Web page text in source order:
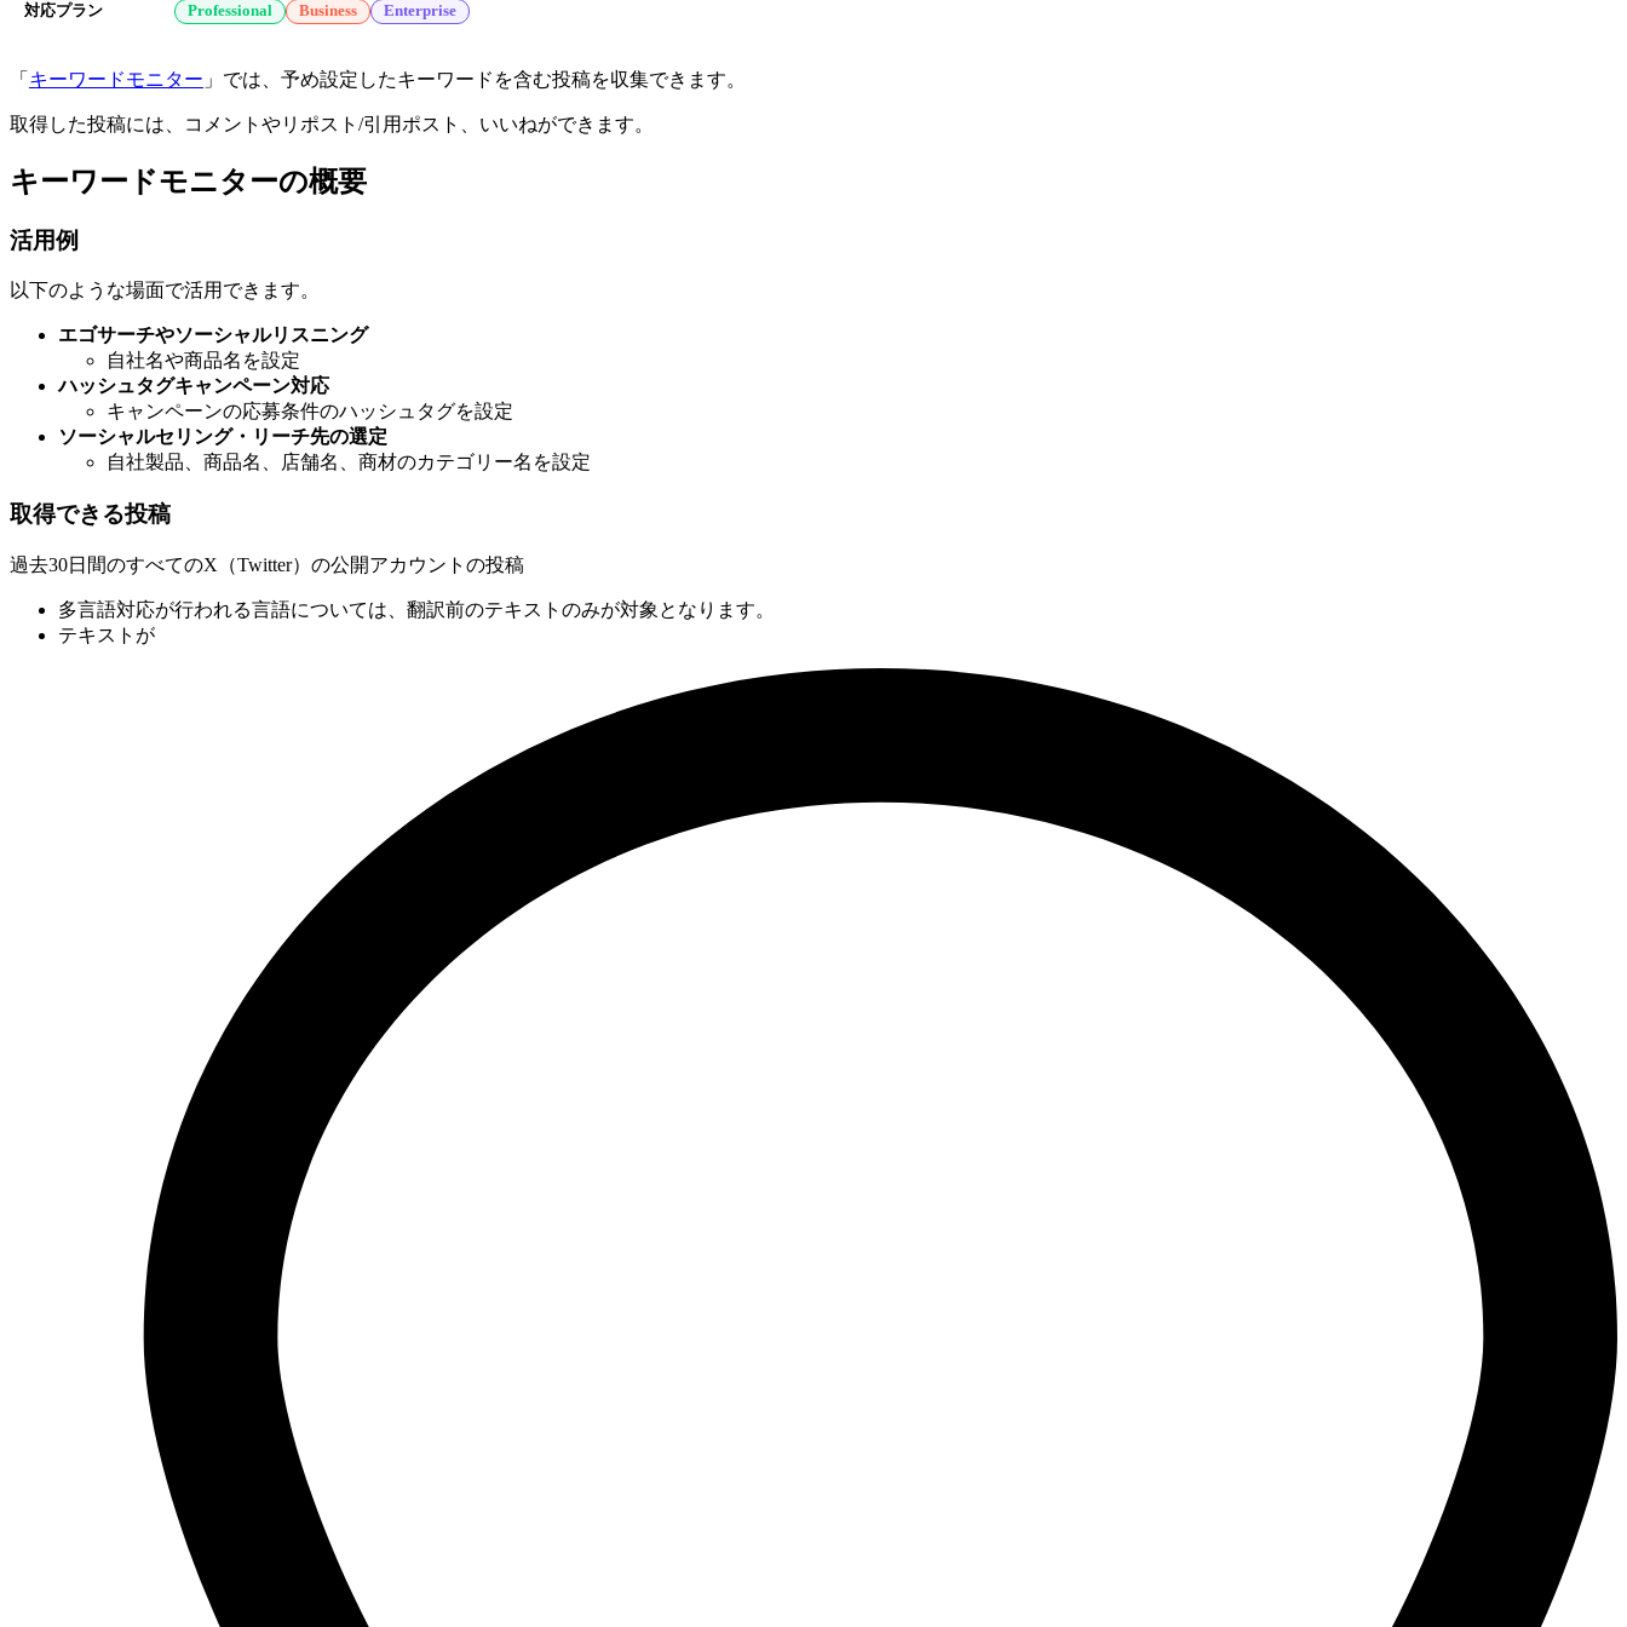
対応プラン Professional Business Enterprise
「 キーワードモニター 」では、予め設定したキーワードを含む投稿を収集できます。
取得した投稿には、コメントやリポスト/引用ポスト、いいねができます。
キーワードモニターの概要
活用例
以下のような場面で活用できます。
エゴサーチやソーシャルリスニング
自社名や商品名を設定
ハッシュタグキャンペーン対応
キャンペーンの応募条件のハッシュタグを設定
ソーシャルセリング・リーチ先の選定
自社製品、商品名、店舗名、商材のカテゴリー名を設定
取得できる投稿
過去30日間のすべてのX（Twitter）の公開アカウントの投稿
多言語対応が行われる言語については、翻訳前のテキストのみが対象となります。
テキストが